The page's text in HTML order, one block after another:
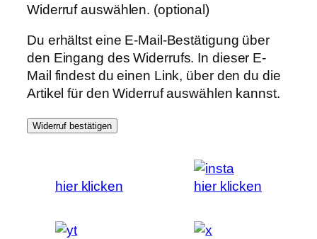
Widerruf auswählen. (optional)
Du erhältst eine E-Mail-Bestätigung über
den Eingang des Widerrufs. In dieser E-
Mail findest du einen Link, über den du die
Artikel für den Widerruf auswählen kannst.
Widerruf bestätigen
hier klicken hier klicken